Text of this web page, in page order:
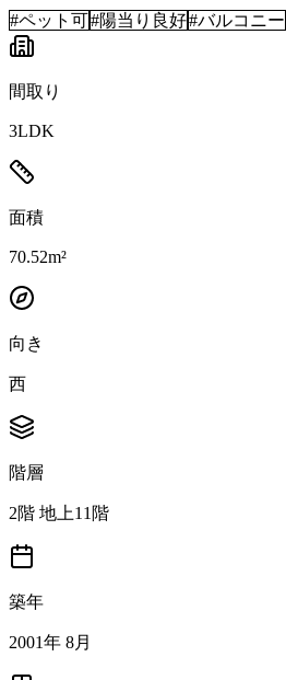
#ペット可#陽当り良好#バルコニー
間取り
3LDK
面積
70.52m²
向き
西
階層
2階 地上11階
築年
2001年 8月